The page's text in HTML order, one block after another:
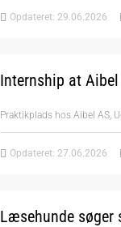
Opdateret: 29.06.2026
Internship at
Praktikplads hos Aibel AS,
Opdateret: 27.06.2026
Læsehunde søger